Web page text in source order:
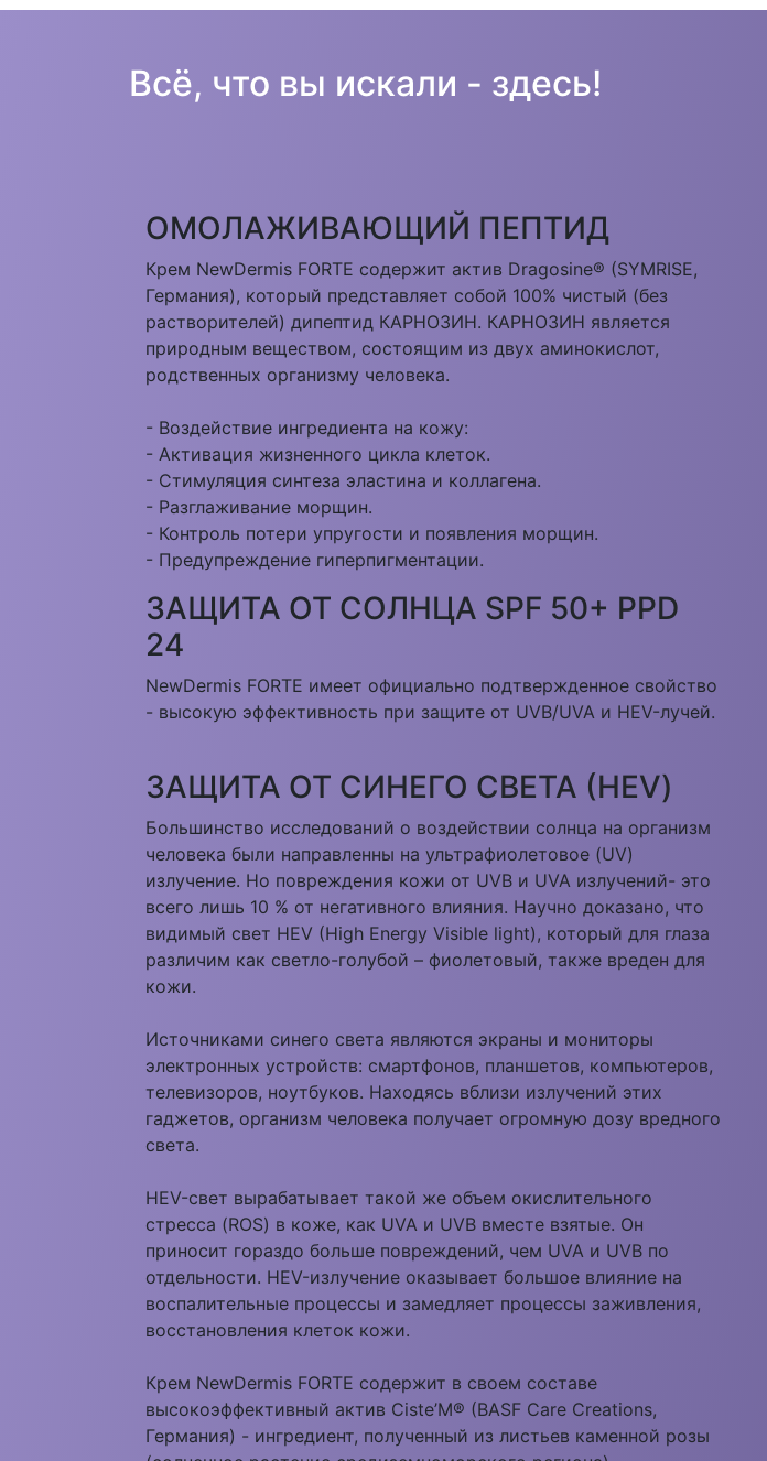
Всё, что вы искали - здесь!
ОМОЛАЖИВАЮЩИЙ ПЕПТИД
Крем NewDermis FORTE содержит актив Dragosine®️ (SYMRISE,
Германия), который представляет собой 100% чистый (без
растворителей) дипептид КАРНОЗИН. КАРНОЗИН является
природным веществом, состоящим из двух аминокислот,
родственных организму человека.
- Воздействие ингредиента на кожу:
- Активация жизненного цикла клеток.
- Стимуляция синтеза эластина и коллагена.
- Разглаживание морщин.
- Контроль потери упругости и появления морщин.
- Предупреждение гиперпигментации.
ЗАЩИТА ОТ СОЛНЦА SPF 50+ PPD
24
NewDermis FORTE имеет официально подтвержденное свойство
- высокую эффективность при защите от UVB/UVA и HEV-лучей.
ЗАЩИТА ОТ СИНЕГО СВЕТА (HEV)
Большинство исследований о воздействии солнца на организм
человека были направленны на ультрафиолетовое (UV)
излучение. Но повреждения кожи от UVB и UVA излучений- это
всего лишь 10 % от негативного влияния. Научно доказано, что
видимый свет HEV (High Energy Visible light), который для глаза
различим как светло-голубой – фиолетовый, также вреден для
кожи.
Источниками синего света являются экраны и мониторы
электронных устройств: смартфонов, планшетов, компьютеров,
телевизоров, ноутбуков. Находясь вблизи излучений этих
гаджетов, организм человека получает огромную дозу вредного
света.
HEV-свет вырабатывает такой же объем окислительного
стресса (ROS) в коже, как UVA и UVB вместе взятые. Он
приносит гораздо больше повреждений, чем UVA и UVB по
отдельности. HEV-излучение оказывает большое влияние на
воспалительные процессы и замедляет процессы заживления,
восстановления клеток кожи.
Крем NewDermis FORTE содержит в своем составе
высокоэффективный актив Ciste’M® (BASF Care Creations,
Германия) - ингредиент, полученный из листьев каменной розы